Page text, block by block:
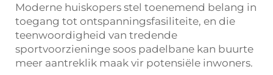
Moderne huiskopers stel toenemend belang in
toegang tot ontspanningsfasiliteite, en die
teenwoordigheid van tredende
sportvoorzieninge soos padelbane kan buurte
meer aantreklik maak vir potensiële inwoners.